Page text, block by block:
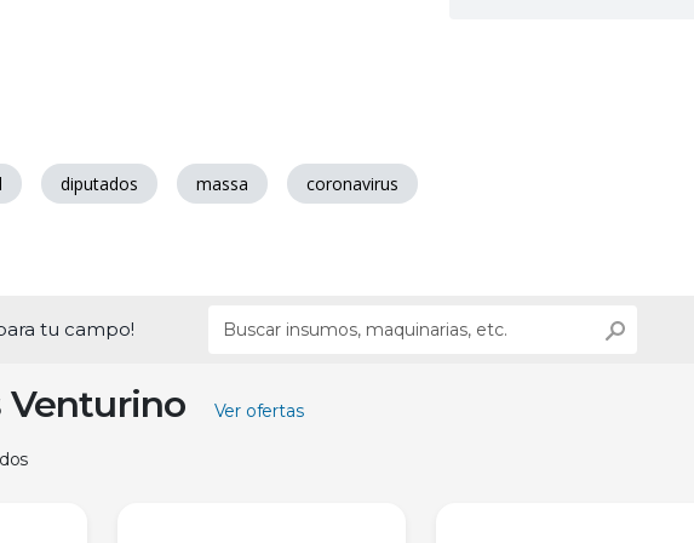
diputados massa coronavirus
tu campo!
Venturino Ver ofertas